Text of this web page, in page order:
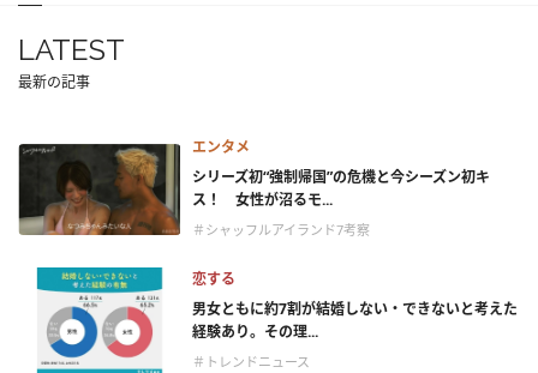
LATEST
最新の記事
エンタメ
シリーズ初“強制帰国”の危機と今シーズン初キ
ス！ 女性が沼るモ...
＃シャッフルアイランド7考察
恋する
男女ともに約7割が結婚しない・できないと考えた
経験あり。その理...
＃トレンドニュース